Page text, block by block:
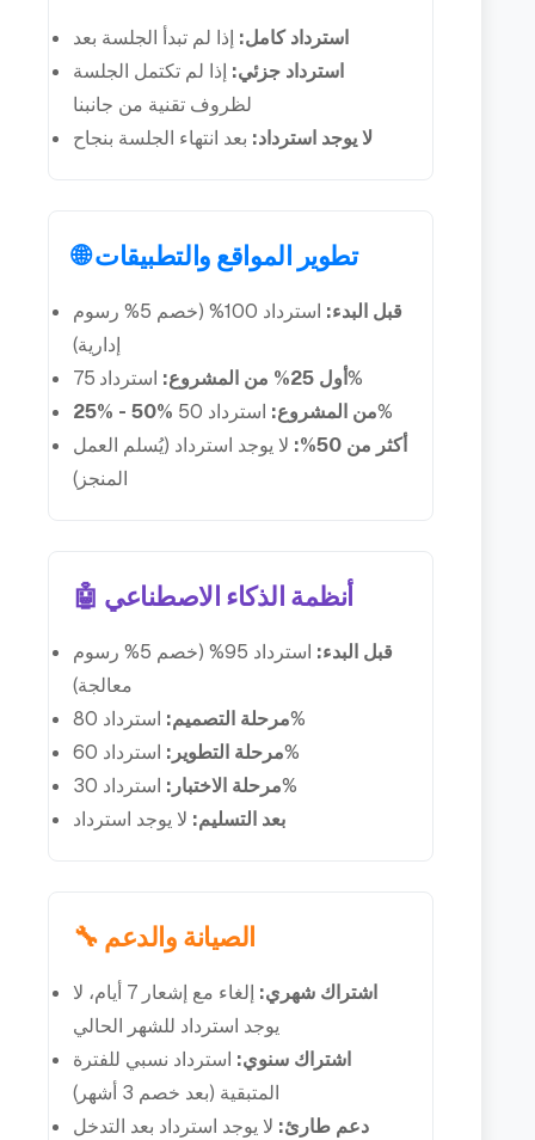
استرداد كامل: إذا لم تبدأ الجلسة بعد
استرداد جزئي: إذا لم تكتمل الجلسة
لظروف تقنية من جانبنا
لا يوجد استرداد: بعد انتهاء الجلسة بنجاح
🌐 تطوير المواقع والتطبيقات
قبل البدء:
استرداد 100% (خصم 5% رسوم
إدارية)
أول 25% من المشروع:استرداد 75%
25% - 50% من المشروع:استرداد 50%
أكثر من 50%:
لا يوجد استرداد (يُسلم العمل
المنجز)
🤖 أنظمة الذكاء الاصطناعي
قبل البدء:
استرداد 95% (خصم 5% رسوم
معالجة)
مرحلة التصميم:استرداد 80%
مرحلة التطوير:استرداد 60%
مرحلة الاختبار:استرداد 30%
بعد التسليم: لا يوجد استرداد
🔧 الصيانة والدعم
اشتراك شهري:
إلغاء مع إشعار 7 أيام، لا
يوجد استرداد للشهر الحالي
اشتراك سنوي: استرداد نسبي للفترة
المتبقية (بعد خصم 3 أشهر)
دعم طارئ: لا يوجد استرداد بعد التدخل